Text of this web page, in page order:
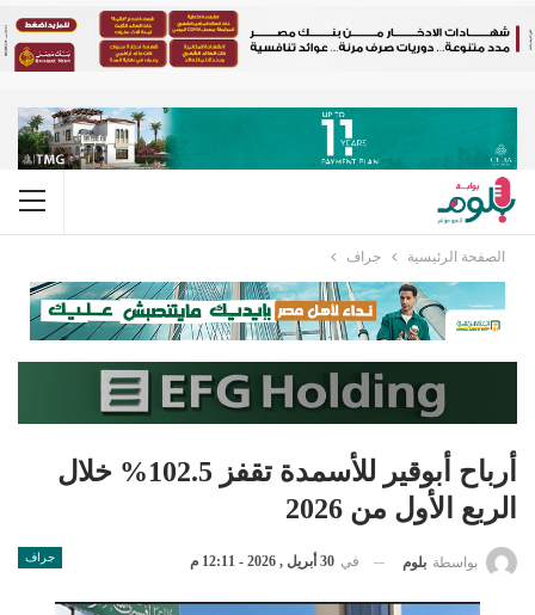
الصفحة الرئيسية جراف
أرباح أبوقير للأسمدة تقفز 102.5% خلال
الربع الأول من 2026
جراف بواسطة بلوم في 30 أبريل , 2026 - 12:11 م